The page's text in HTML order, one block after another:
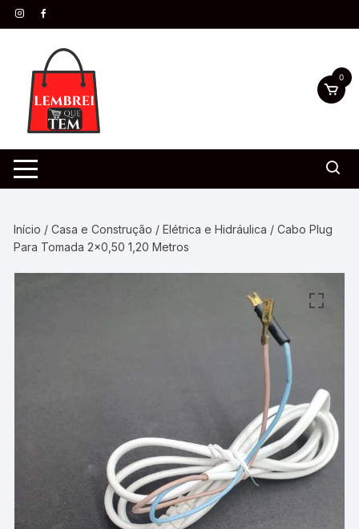
0
Início /Casa e Construção /Elétrica e Hidráulica / Cabo Plug
Para Tomada 2×0,50 1,20 Metros